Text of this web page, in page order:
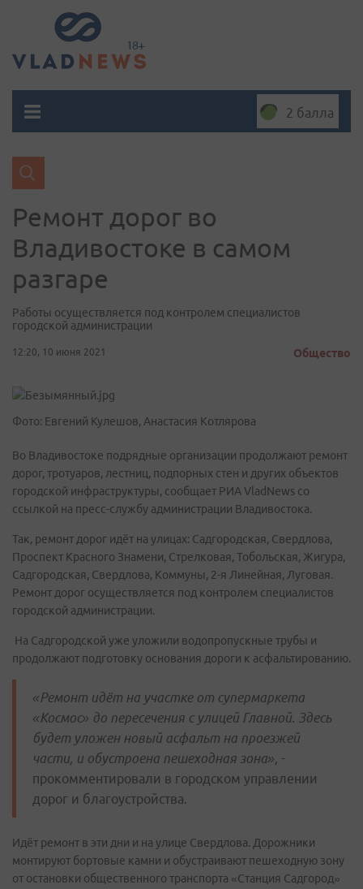
2 балла
Ремонт дорог во
Владивостоке в самом
разгаре
Работы осуществляется под контролем специалистов
городской администрации
12:20, 10 июня 2021 Общество
Фото: Евгений Кулешов, Анастасия Котлярова
Во Владивостоке подрядные организации продолжают ремонт
дорог, тротуаров, лестниц, подпорных стен и других объектов
городской инфраструктуры, сообщает РИА VladNews со
ссылкой на пресс-службу администрации Владивостока.
Так, ремонт дорог идёт на улицах: Садгородская, Свердлова,
Проспект Красного Знамени, Стрелковая, Тобольская, Жигура,
Садгородская, Свердлова, Коммуны, 2-я Линейная, Луговая.
Ремонт дорог осуществляется под контролем специалистов
городской администрации.
На Садгородской уже уложили водопропускные трубы и
продолжают подготовку основания дороги к асфальтированию.
«Ремонт идёт на участке от супермаркета
«Космос» до пересечения с улицей Главной. Здесь
будет уложен новый асфальт на проезжей
части, и обустроена пешеходная зона», -
прокомментировали в городском управлении
дорог и благоустройства.
Идёт ремонт в эти дни и на улице Свердлова. Дорожники
монтируют бортовые камни и обустраивают пешеходную зону
от остановки общественного транспорта «Станция Садгород»